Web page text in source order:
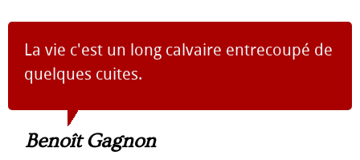
La vie c'est un long calvaire entrecoupé de
quelques cuites.
Benoît Gagnon